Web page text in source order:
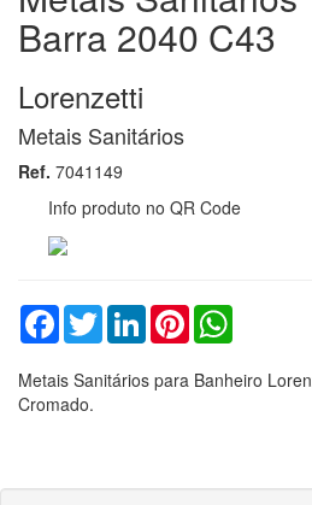
Barra 2040 C43
Lorenzetti
Metais Sanitários
Ref. 7041149
Info produto no QR Code
Facebook
TwitterLinkedInPinterest
Metais Sanitários para Banheiro
Cromado.